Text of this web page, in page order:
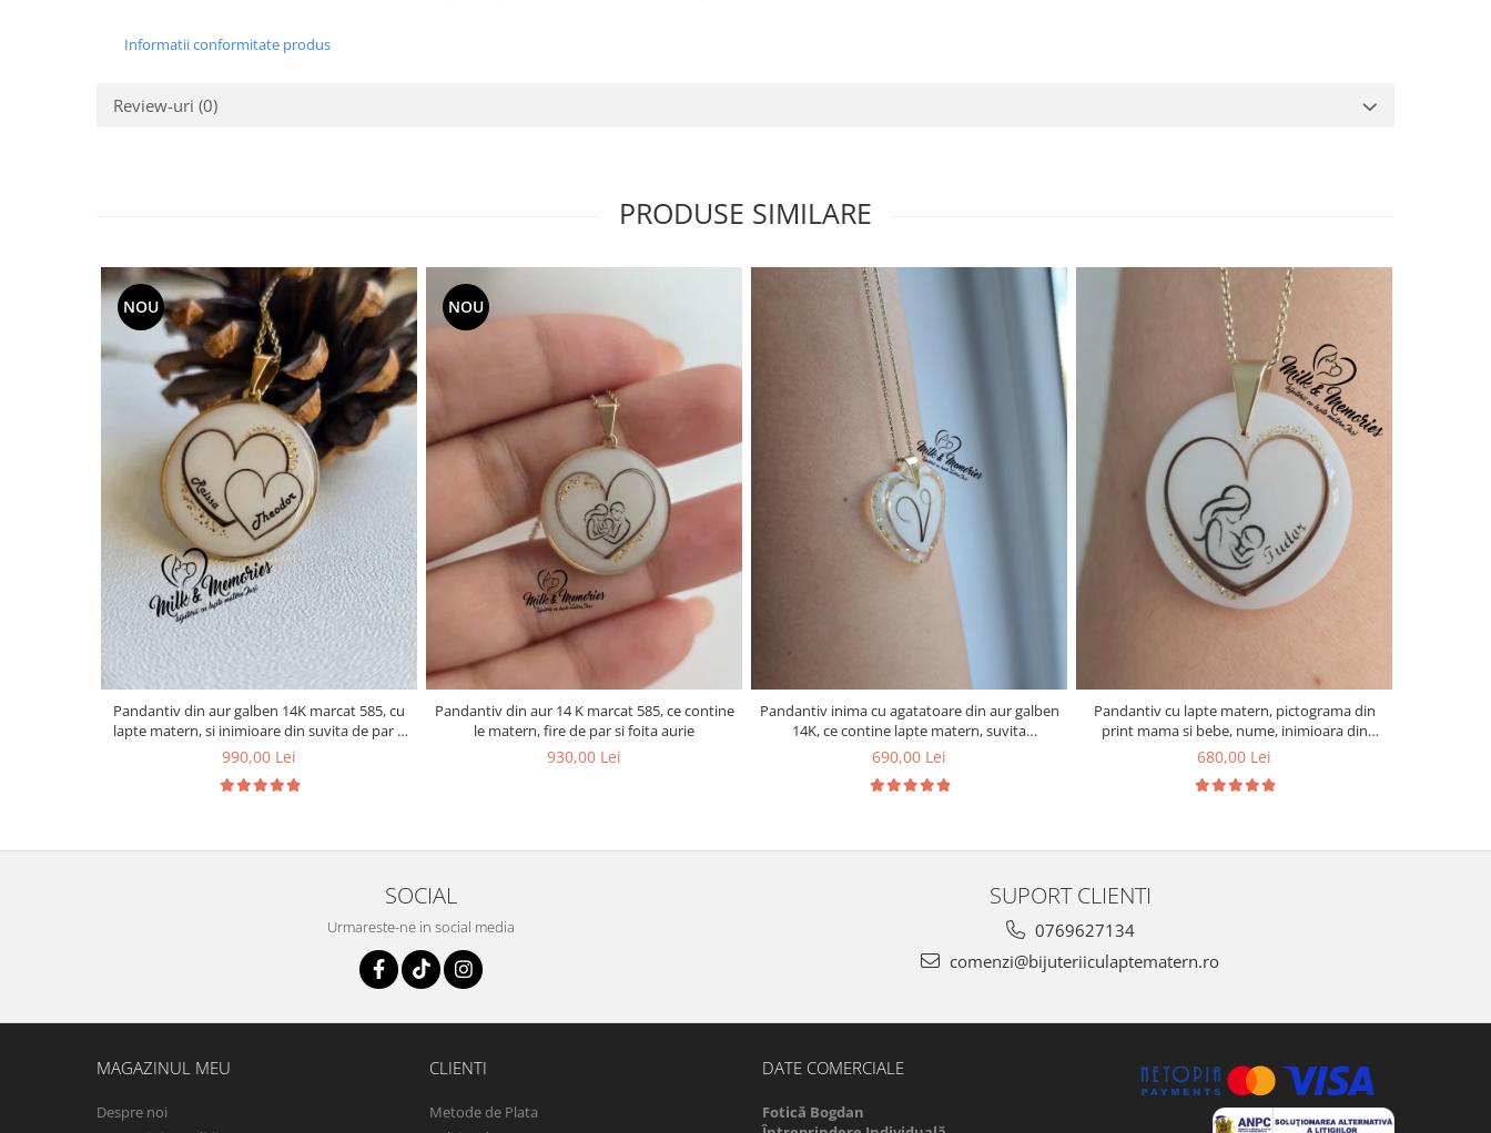
Informatii conformitate produs
Review-uri (0)
PRODUSE SIMILARE
NOU
Pandantiv din aur galben 14K marcat 585, cu
lapte matern, si inimioare din suvita de par a
copiilor
990,00 Lei
NOU
Pandantiv din aur 14 K marcat 585, ce contine
le matern, fire de par si foita aurie
930,00 Lei
Pandantiv inima cu agatatoare din aur galben
14K, ce contine lapte matern, suvita
bebelusului in forma de initiala si foita aurie.
690,00 Lei
Pandantiv cu lapte matern, pictograma din
print mama si bebe, nume, inimioara din
suvita de par, si foita aurie
680,00 Lei
SOCIAL
Urmareste-ne in social media
SUPORT CLIENTI
0769627134
comenzi@bijuteriiculaptematern.ro
MAGAZINUL MEU
Despre noi
CLIENTI
Metode de Plata
DATE COMERCIALE
Fotică Bogdan